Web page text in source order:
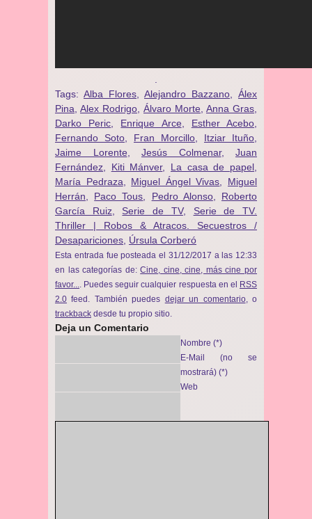
Tags: Alba Flores Alejandro Bazzano
Álex
Pina Alex Rodrigo Álvaro Morte Anna Gras
Darko Peric
Enrique Arce, Esther Acebo
Fernando Soto
Fran Morcillo Itziar Ituño
Jaime Lorente, Jesús Colmenar, Juan
Fernández
Kiti Mánver, La casa de papel
María Pedraza
Miguel Ángel Vivas
Miguel
Herrán
Paco Tous Pedro Alonso, Roberto
García Ruiz, Serie de TV, Serie de TV.
Thriller | Robos & Atracos. Secuestros /
Desapariciones Úrsula Corberó
Esta entrada fue posteada el 31/12/2017 a las 12:33
en las categorías de:Cine, cine, cine, más cine por
favor...
. Puedes seguir cualquier respuesta en el RSS
2.0 feed. También puedes dejar un comentario, o
trackback desde tu propio sitio.
Deja un Comentario
Nombre (*)
E-Mail (no se
mostrará) (*)
Web